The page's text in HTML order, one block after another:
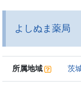
よしぬま薬局
所属地域 茨